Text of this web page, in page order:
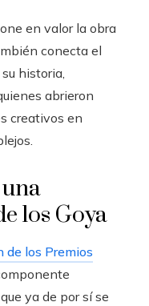
en valor la obra
conecta el
historia,
abrieron
creativos en
los Goya
de los Premios
ya de por sí se